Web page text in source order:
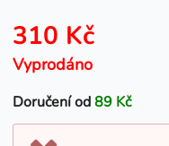
310 Kč
Vyprodáno
Doručení od89 Kč